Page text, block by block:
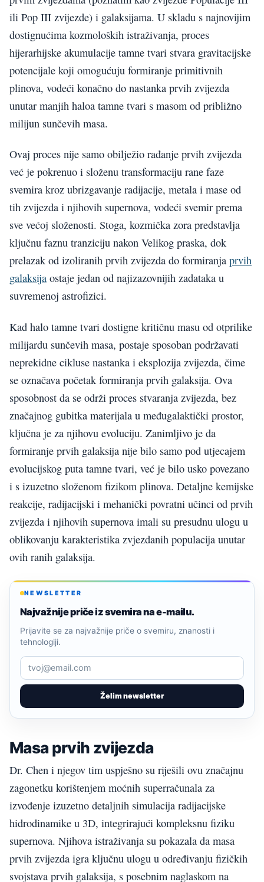
ili Pop III zvijezde) i galaksijama. U skladu s najnovijim
dostignućima kozmoloških istraživanja, proces
hijerarhijske akumulacije tamne tvari stvara gravitacijske
potencijale koji omogućuju formiranje primitivnih
plinova, vodeći konačno do nastanka prvih zvijezda
unutar manjih haloa tamne tvari s masom od približno
milijun sunčevih masa.
Ovaj proces nije samo obilježio rađanje prvih zvijezda
već je pokrenuo i složenu transformaciju rane faze
svemira kroz ubrizgavanje radijacije, metala i mase od
tih zvijezda i njihovih supernova, vodeći svemir prema
sve većoj složenosti. Stoga, kozmička zora predstavlja
ključnu faznu tranziciju nakon Velikog praska, dok
prelazak od izoliranih prvih zvijezda do formiranja prvih
galaksija ostaje jedan od najizazovnijih zadataka u
suvremenoj astrofizici.
Kad halo tamne tvari dostigne kritičnu masu od otprilike
milijardu sunčevih masa, postaje sposoban podržavati
neprekidne cikluse nastanka i eksplozija zvijezda, čime
se označava početak formiranja prvih galaksija. Ova
sposobnost da se održi proces stvaranja zvijezda, bez
značajnog gubitka materijala u međugalaktički prostor,
ključna je za njihovu evoluciju. Zanimljivo je da
formiranje prvih galaksija nije bilo samo pod utjecajem
evolucijskog puta tamne tvari, već je bilo usko povezano
i s izuzetno složenom fizikom plinova. Detaljne kemijske
reakcije, radijacijski i mehanički povratni učinci od prvih
zvijezda i njihovih supernova imali su presudnu ulogu u
oblikovanju karakteristika zvjezdanih populacija unutar
ovih ranih galaksija.
NEWSLETTER
Najvažnije priče iz svemira na e-mailu.
Želim newsletter
Prijavite se za najvažnije priče o svemiru, znanosti i
tehnologiji.
Masa prvih zvijezda
Dr. Chen i njegov tim uspješno su riješili ovu značajnu
zagonetku korištenjem moćnih superračunala za
izvođenje izuzetno detaljnih simulacija radijacijske
hidrodinamike u 3D, integrirajući kompleksnu fiziku
supernova. Njihova istraživanja su pokazala da masa
prvih zvijezda igra ključnu ulogu u određivanju fizičkih
svojstava prvih galaksija, s posebnim naglaskom na